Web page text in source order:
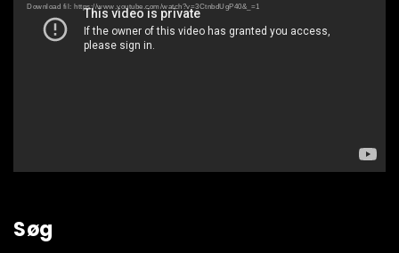
Download fil: https://www.youtube.com/watch?v=3CtnbdUgP40&_=1
Søg